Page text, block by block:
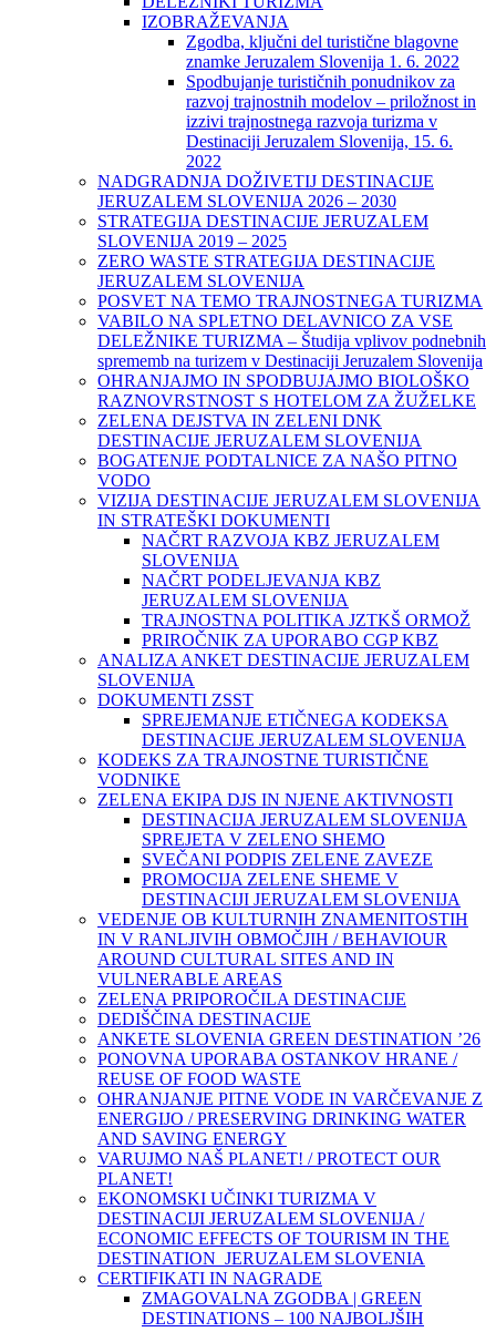
IZOBRAŽEVANJA
Zgodba, ključni del turistične blagovne
znamke Jeruzalem Slovenija 1. 6. 2022
Spodbujanje turističnih ponudnikov za
razvoj trajnostnih modelov – priložnost in
izzivi trajnostnega razvoja turizma v
Destinaciji Jeruzalem Slovenija, 15. 6.
2022
NADGRADNJA DOŽIVETIJ DESTINACIJE
JERUZALEM SLOVENIJA 2026 – 2030
STRATEGIJA DESTINACIJE JERUZALEM
SLOVENIJA 2019 – 2025
ZERO WASTE STRATEGIJA DESTINACIJE
JERUZALEM SLOVENIJA
POSVET NA TEMO TRAJNOSTNEGA TURIZMA
VABILO NA SPLETNO DELAVNICO ZA VSE
DELEŽNIKE TURIZMA – Študija vplivov podnebnih
sprememb na turizem v Destinaciji Jeruzalem Slovenija
OHRANJAJMO IN SPODBUJAJMO BIOLOŠKO
RAZNOVRSTNOST S HOTELOM ZA ŽUŽELKE
ZELENA DEJSTVA IN ZELENI DNK
DESTINACIJE JERUZALEM SLOVENIJA
BOGATENJE PODTALNICE ZA NAŠO PITNO
VODO
VIZIJA DESTINACIJE JERUZALEM SLOVENIJA
IN STRATEŠKI DOKUMENTI
NAČRT RAZVOJA KBZ JERUZALEM
SLOVENIJA
NAČRT PODELJEVANJA KBZ
JERUZALEM SLOVENIJA
TRAJNOSTNA POLITIKA JZTKŠ ORMOŽ
PRIROČNIK ZA UPORABO CGP KBZ
ANALIZA ANKET DESTINACIJE JERUZALEM
SLOVENIJA
DOKUMENTI ZSST
SPREJEMANJE ETIČNEGA KODEKSA
DESTINACIJE JERUZALEM SLOVENIJA
KODEKS ZA TRAJNOSTNE TURISTIČNE
VODNIKE
ZELENA EKIPA DJS IN NJENE AKTIVNOSTI
DESTINACIJA JERUZALEM SLOVENIJA
SPREJETA V ZELENO SHEMO
SVEČANI PODPIS ZELENE ZAVEZE
PROMOCIJA ZELENE SHEME V
DESTINACIJI JERUZALEM SLOVENIJA
VEDENJE OB KULTURNIH ZNAMENITOSTIH
IN V RANLJIVIH OBMOČJIH / BEHAVIOUR
AROUND CULTURAL SITES AND IN
VULNERABLE AREAS
ZELENA PRIPOROČILA DESTINACIJE
DEDIŠČINA DESTINACIJE
ANKETE SLOVENIA GREEN DESTINATION ’26
PONOVNA UPORABA OSTANKOV HRANE /
REUSE OF FOOD WASTE
OHRANJANJE PITNE VODE IN VARČEVANJE Z
ENERGIJO / PRESERVING DRINKING WATER
AND SAVING ENERGY
VARUJMO NAŠ PLANET! / PROTECT OUR
PLANET!
EKONOMSKI UČINKI TURIZMA V
DESTINACIJI JERUZALEM SLOVENIJA /
ECONOMIC EFFECTS OF TOURISM IN THE
DESTINATION JERUZALEM SLOVENIA
CERTIFIKATI IN NAGRADE
ZMAGOVALNA ZGODBA | GREEN
DESTINATIONS – 100 NAJBOLJŠIH